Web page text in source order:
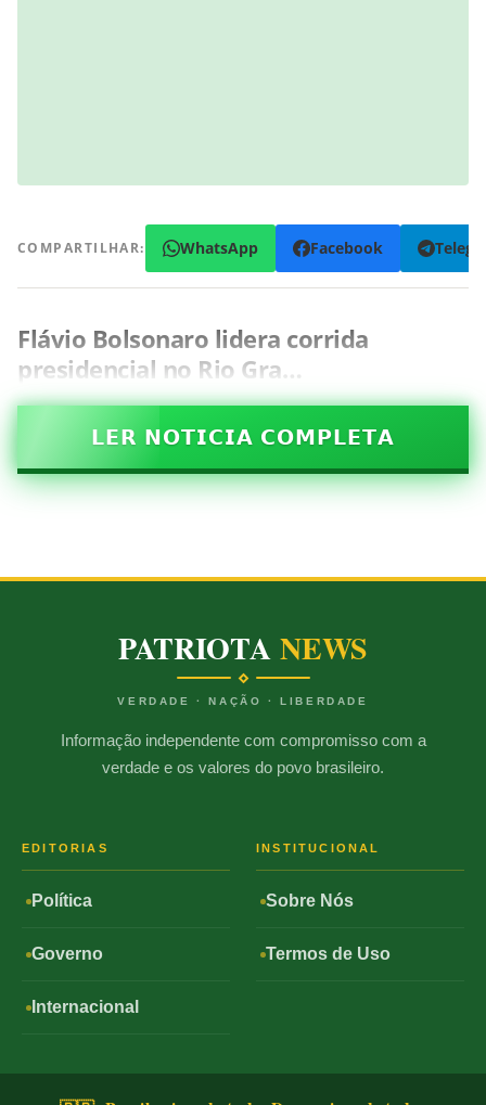
COMPARTILHAR: WhatsApp Facebook
Flávio Bolsonaro lidera corrida
presidencial no Rio Gra…
𝗟𝗘𝗥 𝗡𝗢𝗧𝗜𝗖𝗜𝗔 𝗖𝗢𝗠𝗣𝗟𝗘𝗧𝗔
PATRIOTANEWS
VERDADE · NAÇÃO · LIBERDADE
Informação independente com compromisso com a
verdade e os valores do povo brasileiro.
EDITORIAS
Política
Governo
Internacional
INSTITUCIONAL
Sobre Nós
Termos de Uso